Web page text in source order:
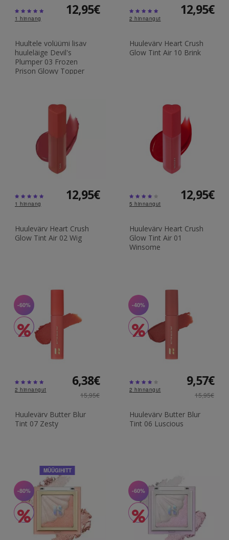
1 hinnang
12,95€
Huultele volüümi lisav
huuleläige Devil's
Plumper 03 Frozen
Prison Glowy Topper
2 hinnangut
12,95€
Huulevärv Heart Crush
Glow Tint Air 10 Brink
1 hinnang
12,95€
Huulevärv Heart Crush
Glow Tint Air 02 Wig
5 hinnangut
12,95€
Huulevärv Heart Crush
Glow Tint Air 01
Winsome
-60%
2 hinnangut
6,38€
15,95€
Huulevärv Butter Blur
Tint 07 Zesty
-40%
2 hinnangut
9,57€
15,95€
Huulevärv Butter Blur
Tint 06 Luscious
MÜÜGIHITT
-80% -60%